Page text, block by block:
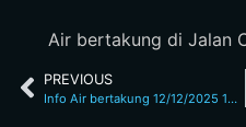
Air bertakung di Jalan
PREVIOUS
Info Air bertakung 12/12/2025 1625 Hrs